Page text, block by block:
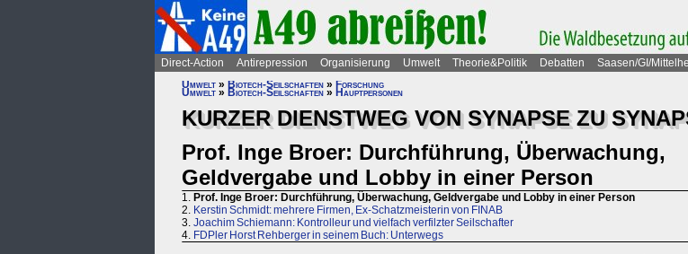
Direct-Action Antirepression Organisierung Umwelt Theorie&Politik Debatten Saasen/GI/
Umwelt » Biotech-Seilschaften » Forschung
Umwelt » Biotech-Seilschaften » Hauptpersonen
KURZER DIENSTWEG VON SYNAPSE ZU
Prof. Inge Broer: Durchführung, Überwachung,
Geldvergabe und Lobby in einer Person
1. Prof. Inge Broer: Durchführung, Überwachung, Geldvergabe und Lobby in einer Person
2. Kerstin Schmidt: mehrere Firmen, Ex-Schatzmeisterin von FINAB
3. Joachim Schiemann: Kontrolleur und vielfach verfilzter Seilschafter
4. FDPler Horst Rehberger in seinem Buch: Unterwegs